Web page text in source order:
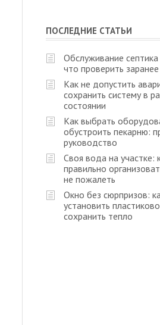
ПОСЛЕДНИЕ СТАТЬИ
Обслуживание септика
что проверить заранее
Как не допустить
сохранить систему в
состоянии
Как выбрать
обустроить пекарню:
руководство
Своя вода на участке:
правильно
не пожалеть
Окно без сюрпризов:
установить
сохранить тепло